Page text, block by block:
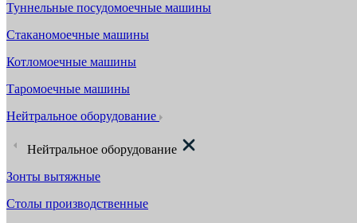
Туннельные посудомоечные машины
Стаканомоечные машины
Котломоечные машины
Таромоечные машины
Нейтральное оборудование
Нейтральное оборудование
Зонты вытяжные
Столы производственные